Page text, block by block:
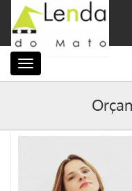
Categorias